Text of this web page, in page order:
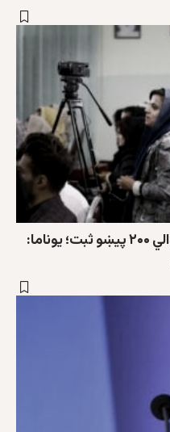
د خبریالانو پر وړاندې د تاوتریخوالي ۲۰۰ پیښو ثبت؛ یوناما: